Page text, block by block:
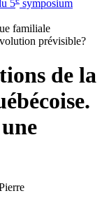
5 symposium
familiale
prévisible?
de la